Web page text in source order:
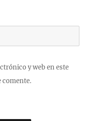
y web en este
comente.